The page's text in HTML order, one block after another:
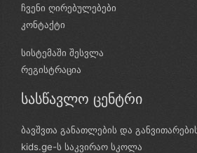
ჩვენი ღირებულებები
კონტაქტი
სისტემაში შესვლა
რეგისტრაცია
სასწავლო ცენტრი
ბავშვთა განათლების და
kids.ge-ს საკვირაო სკოლა